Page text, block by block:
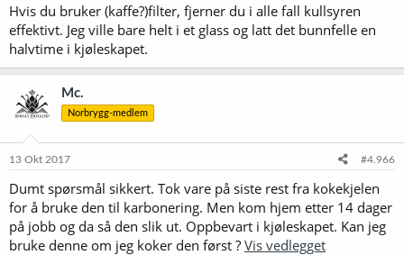
Hvis du bruker (kaffe?)filter, fjerner du i alle fall kullsyren
effektivt. Jeg ville bare helt i et glass og latt det bunnfelle en
halvtime i kjøleskapet.
Mc.
Norbrygg-medlem
13 Okt 2017 #4.966
Dumt spørsmål sikkert. Tok vare på siste rest fra kokekjelen
for å bruke den til karbonering. Men kom hjem etter 14 dager
på jobb og da så den slik ut. Oppbevart i kjøleskapet. Kan jeg
bruke denne om jeg koker den først ? Vis vedlegget